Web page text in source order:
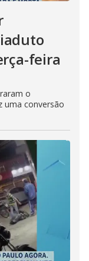
feira
o
uma conversão